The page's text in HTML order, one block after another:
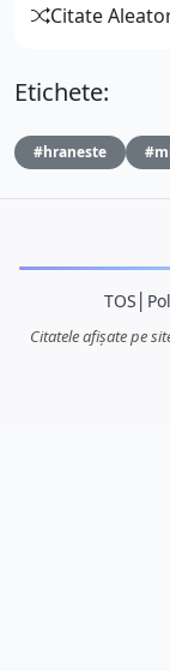
Citate
Etichete:
#hraneste
TOS
Citatele afișate pe